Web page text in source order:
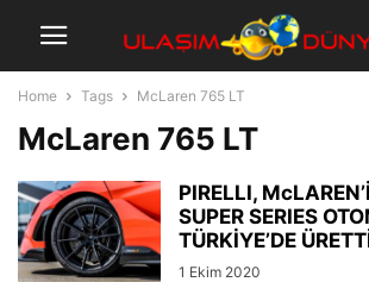
Home Tags McLaren 765 LT
McLaren 765 LT
PIRELLI,
SUPER SERIES
TÜRKİYE’DE
1 Ekim 2020